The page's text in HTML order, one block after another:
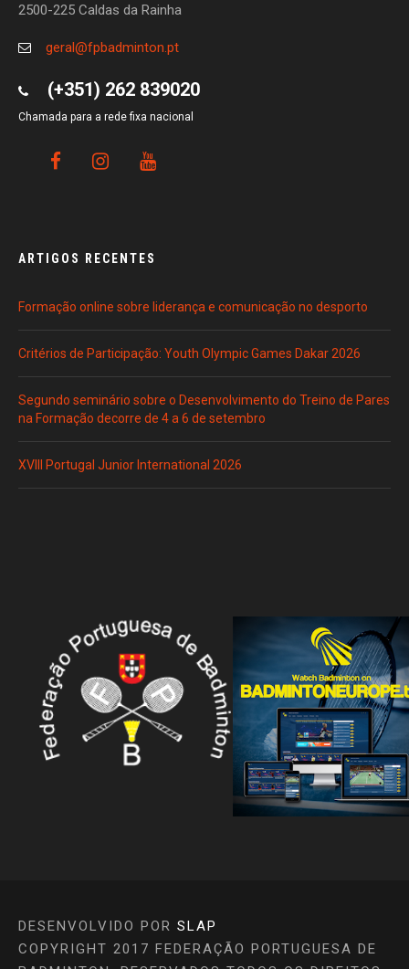
2500-225 Caldas da Rainha
geral@fpbadminton.pt
(+351) 262 839020
Chamada para a rede fixa nacional
ARTIGOS RECENTES
Formação online sobre liderança e comunicação no desporto
Critérios de Participação: Youth Olympic Games Dakar 2026
Segundo seminário sobre o Desenvolvimento do Treino de Pares
na Formação decorre de 4 a 6 de setembro
XVIII Portugal Junior International 2026
DESENVOLVIDO POR SLAP
COPYRIGHT 2017 FEDERAÇÃO PORTUGUESA DE